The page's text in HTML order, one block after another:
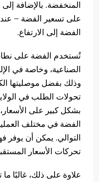
المنخفضة. بالإضافة إلى
على تسعير الفضة –
الفضة إلى الارتفاع.
تُستخدم الفضة على
الصناعية، وخاصة في
وذلك بفضل موصليتها
تحولات الطلب في
بشكل كبير على
الفضة في مختلف
التوالي. يمكن أن يوفر
تحركات الأسعار
علاوة على ذلك، غالبًا